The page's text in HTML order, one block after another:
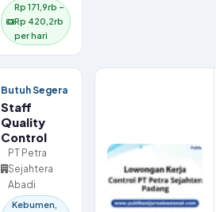
Rp 171,9rb –
Rp 420,2rb
per hari
Butuh Segera
Staff
Quality
Control
PT Petra
Sejahtera
Abadi
Kebumen,